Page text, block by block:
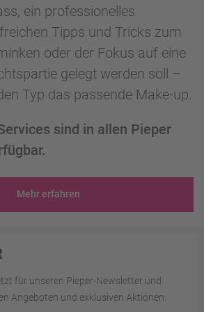
ein professionelles
Tipps und Tricks zum
oder der Fokus auf eine
gelegt werden soll –
Typ das passende Make-up.
sind in allen Pieper
Mehr erfahren
für unseren Pieper-Newsletter und
Angeboten und exklusiven Aktionen.